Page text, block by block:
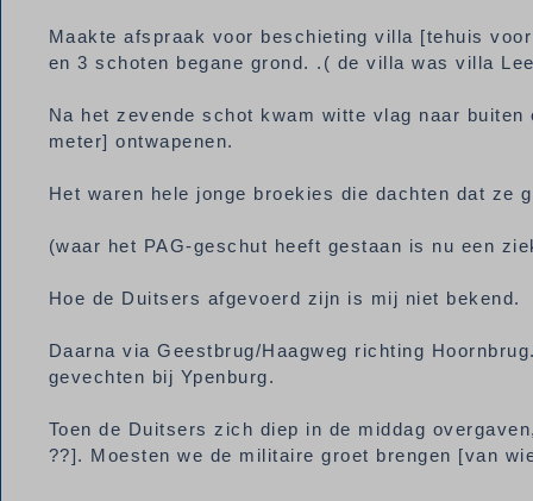
Maakte afspraak voor beschieting villa [tehuis
en 3 schoten begane grond. .( de villa was villa
Na het zevende schot kwam witte vlag naar
meter] ontwapenen.
Het waren hele jonge broekies die dachten dat ze
(waar het PAG-geschut heeft gestaan is nu een
Hoe de Duitsers afgevoerd zijn is mij niet bekend.
Daarna via Geestbrug/Haagweg richting
gevechten bij Ypenburg.
Toen de Duitsers zich diep in de middag
??]. Moesten we de militaire groet brengen [van